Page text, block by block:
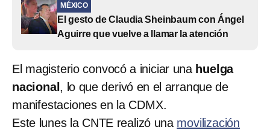
MÉXICO
El gesto de Claudia Sheinbaum con Ángel
Aguirre que vuelve a llamar la atención
El magisterio convocó a iniciar una huelga
nacional , lo que derivó en el arranque de
manifestaciones en la CDMX.
Este lunes la CNTE realizó una movilización